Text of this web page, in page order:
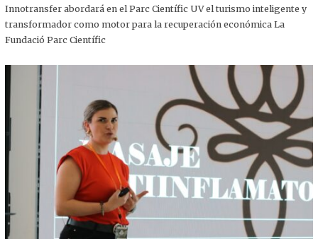
,
0
2
Innotransfer abordará en el Parc Científic UV el turismo inteligente y
transformador como motor para la recuperación económica La
Fundació Parc Científic